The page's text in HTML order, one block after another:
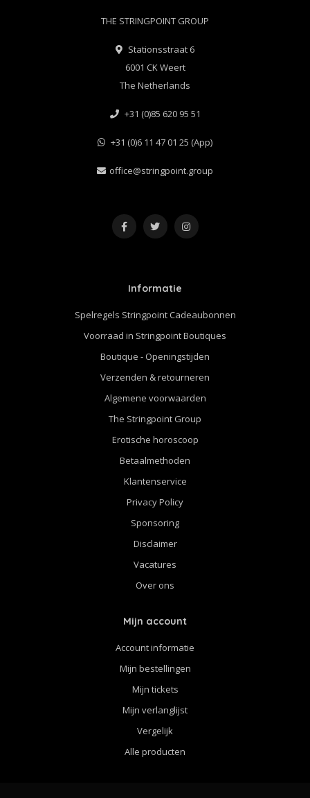
THE STRINGPOINT GROUP
Stationsstraat 6
6001 CK Weert
The Netherlands
+31 (0)85 620 95 51
+31 (0)6 11 47 01 25 (App)
office@stringpoint.group
Informatie
Spelregels Stringpoint Cadeaubonnen
Voorraad in Stringpoint Boutiques
Boutique - Openingstijden
Verzenden & retourneren
Algemene voorwaarden
The Stringpoint Group
Erotische horoscoop
Betaalmethoden
Klantenservice
Privacy Policy
Sponsoring
Disclaimer
Vacatures
Over ons
Mijn account
Account informatie
Mijn bestellingen
Mijn tickets
Mijn verlanglijst
Vergelijk
Alle producten